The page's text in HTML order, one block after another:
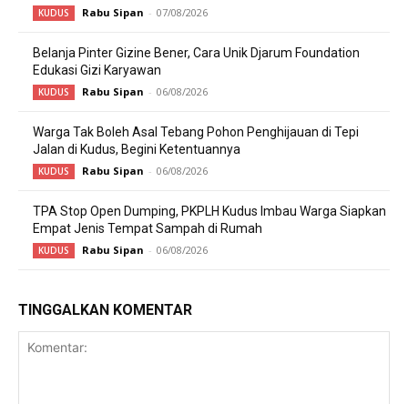
KUDUS Rabu Sipan - 07/08/2026
Belanja Pinter Gizine Bener, Cara Unik Djarum Foundation
Edukasi Gizi Karyawan
KUDUS Rabu Sipan - 06/08/2026
Warga Tak Boleh Asal Tebang Pohon Penghijauan di Tepi
Jalan di Kudus, Begini Ketentuannya
KUDUS Rabu Sipan - 06/08/2026
TPA Stop Open Dumping, PKPLH Kudus Imbau Warga Siapkan
Empat Jenis Tempat Sampah di Rumah
KUDUS Rabu Sipan - 06/08/2026
TINGGALKAN KOMENTAR